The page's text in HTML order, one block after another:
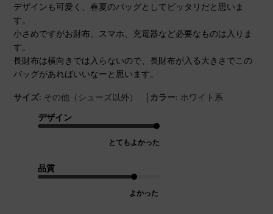
デザインも可愛く、春夏のバッグとしてピッタリだと思いま
す。
小さめですがお財布、スマホ、充電器など必要なものは入りま
す。
長財布は横向きでは入らないので、長財布が入る大きさでこの
バッグがあればいいなーと思います。
サイズ: その他（シューズ以外） | カラー: ホワイト系
デザイン
とてもよかった
品質
よかった